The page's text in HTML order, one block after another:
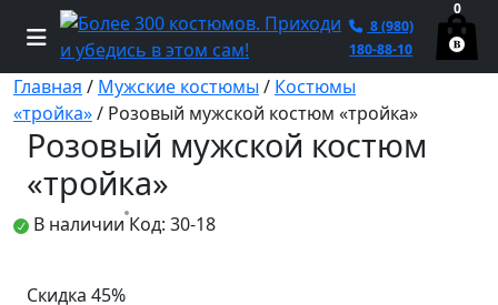
8 (980)
180-88-10
0
Главная / Мужские костюмы / Костюмы
«тройка»/ Розовый мужской костюм «тройка»
Розовый мужской костюм
«тройка»
В наличии Код: 30-18
Скидка 45%